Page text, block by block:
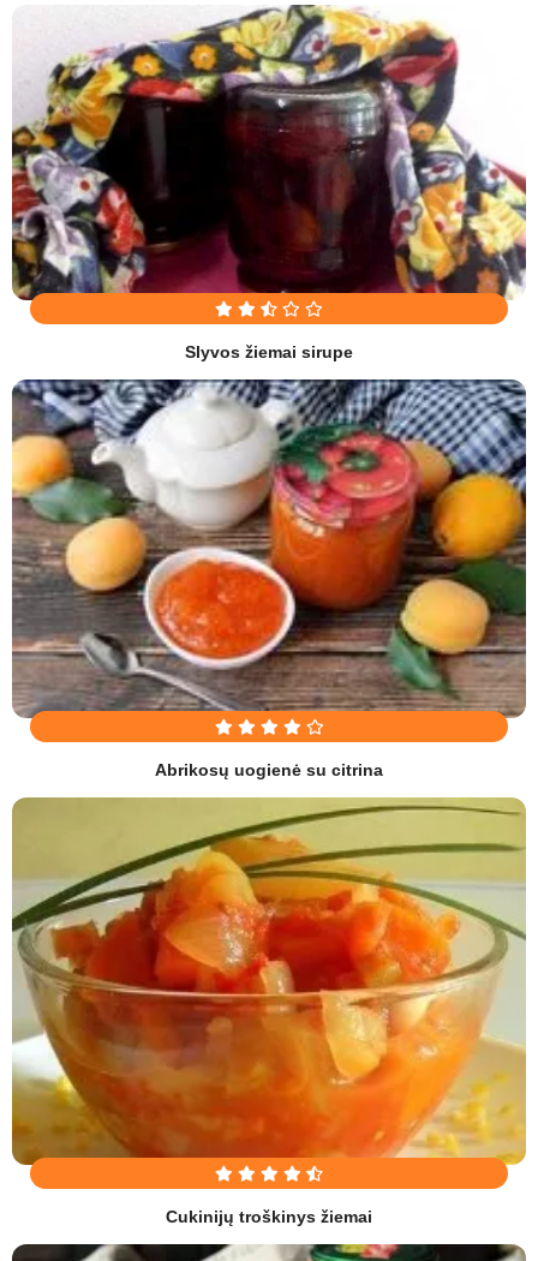
Slyvos žiemai sirupe
Abrikosų uogienė su citrina
Cukinijų troškinys žiemai